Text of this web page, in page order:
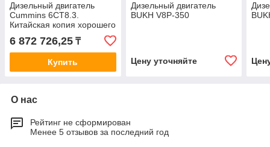
Дизельный двигатель
Cummins 6CT8.3.
Китайская копия хорошего
качества. Новая.
6 872 726,25 ₸
Купить
Дизельный двигатель
BUKH V8P-350
Цену уточняйте
О нас
Рейтинг не сформирован
Менее 5 отзывов за последний год